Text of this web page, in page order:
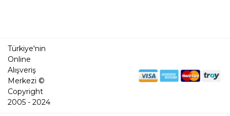
Türkiye'nin
Online
Alışveriş
Merkezi ©
Copyright
2005 - 2024